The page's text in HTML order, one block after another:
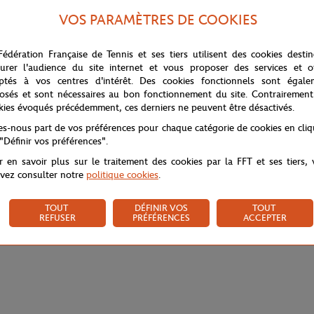
sur la célèbre terre battue de Roland Garros. Elle a été réalisée par
des années 1960 pour créer l'affiche 2016. D'un coup de brosse
performance. Dans les années 1960, on caressait la balle, on ne la
Si le geste est figé à l'instant de " l'armer" au service, avant
qu'on la connaît sur le Central certains jours préfigurant l'été.
VOS PARAMÈTRES DE COOKIES
Française de Tennis et ses tiers utilisent des cookies
l'audience du site internet et vous proposer des services et
à vos centres d'intérêt. Des cookies fonctionnels sont
et sont nécessaires au bon fonctionnement du site.
évoqués précédemment, ces derniers ne peuvent être désactivés.
nous part de vos préférences pour chaque catégorie de cookies en
vos préférences".
en savoir plus sur le traitement des cookies par la FFT et ses tiers,
consulter notre politique cookies.
TOUT
REFUSER
DÉFINIR VOS
PRÉFÉRENCES
TOUT
ACCEPTER